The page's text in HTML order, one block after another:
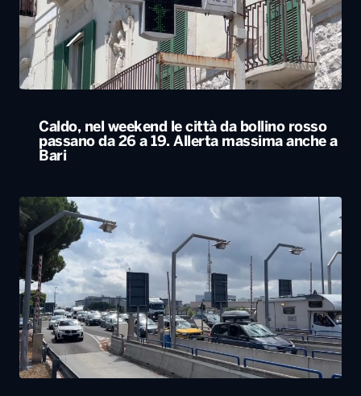
Caldo, nel weekend le città da bollino rosso
passano da 26 a 19. Allerta massima anche a
Bari